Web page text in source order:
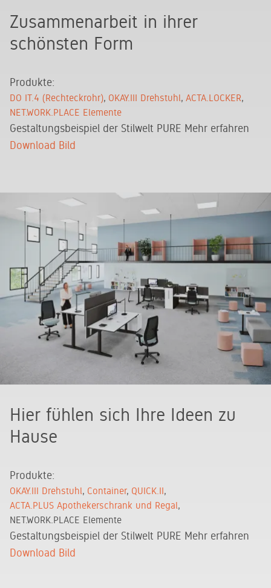
Zusammenarbeit in ihrer
schönsten Form
Produkte:
DO IT.4 (Rechteckrohr) OKAY.III Drehstuhl ACTA.LOCKER
NET.WORK.PLACE Elemente
Gestaltungsbeispiel der Stilwelt PURE Mehr erfahren
Download Bild
Hier fühlen sich Ihre Ideen zu
Hause
Produkte:
OKAY.III Drehstuhl Container QUICK.II
ACTA.PLUS Apothekerschrank und Regal
NET.WORK.PLACE Elemente
Gestaltungsbeispiel der Stilwelt PURE Mehr erfahren
Download Bild